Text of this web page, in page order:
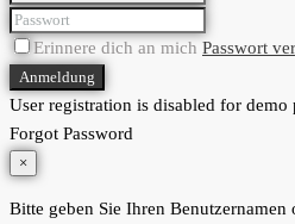
Erinnere dich an mich Passwort
Anmeldung
User registration is disabled for demo
Forgot Password
×
Bitte geben Sie Ihren